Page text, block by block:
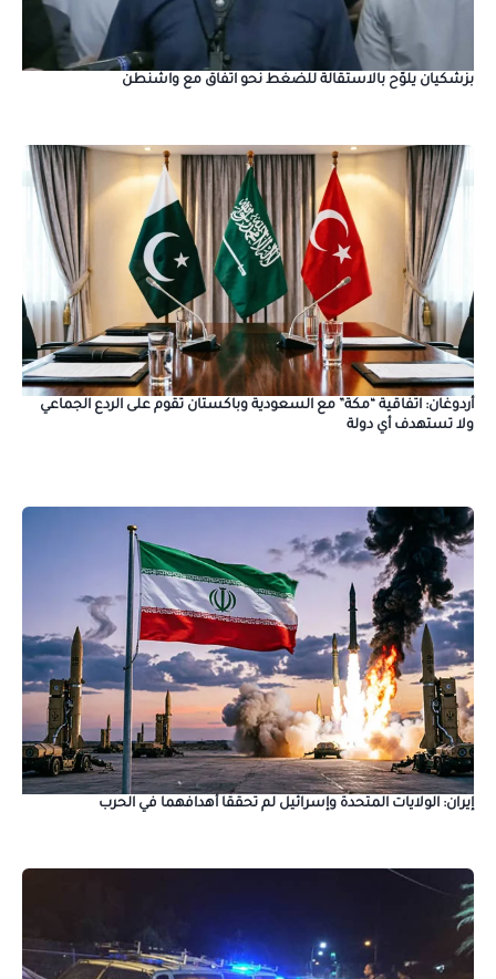
بزشكيان يلوّح بالاستقالة للضغط نحو اتفاق مع واشنطن
أردوغان: اتفاقية “مكة” مع السعودية وباكستان تقوم على الردع الجماعي
ولا تستهدف أي دولة
إيران: الولايات المتحدة وإسرائيل لم تحققا أهدافهما في الحرب